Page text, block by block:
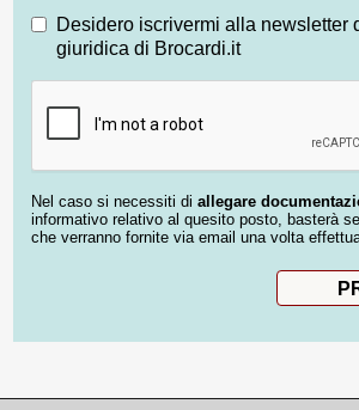
Desidero iscrivermi alla newsletter
giuridica di Brocardi.it
Nel caso si necessiti di allegare
informativo relativo al quesito posto, basterà
che verranno fornite via email una volta